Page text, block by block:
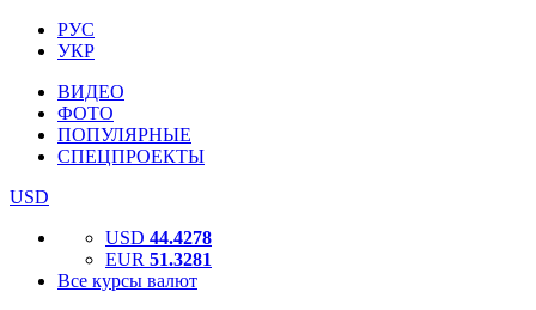
РУС
УКР
ВИДЕО
ФОТО
ПОПУЛЯРНЫЕ
СПЕЦПРОЕКТЫ
USD
USD 44.4278
EUR 51.3281
Все курсы валют